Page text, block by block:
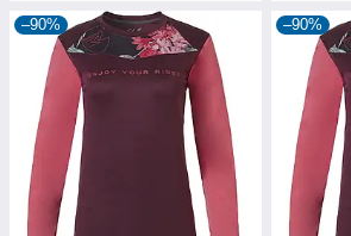
–90% –90%